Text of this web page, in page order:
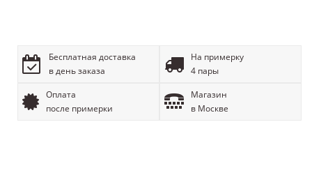
Бесплатная доставка
в день заказа
На примерку
4 пары
Оплата
после примерки
Магазин
в Москве